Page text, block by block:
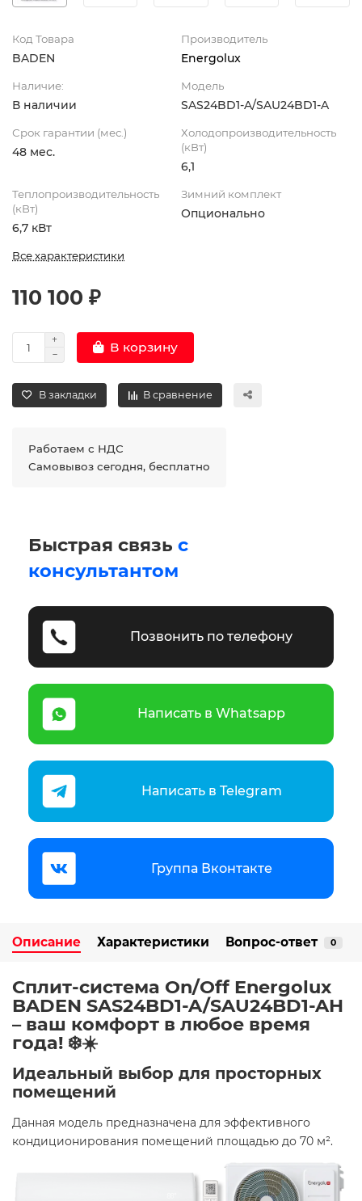
Код Товара
BADEN
Производитель
Energolux
Наличие:
В наличии
Модель
SAS24BD1-A/SAU24BD1-A
Срок гарантии (мес.)
48 мес.
Холодопроизводительность
(кВт)
6,1
Теплопроизводительность
(кВт)
6,7 кВт
Зимний комплект
Опционально
Все характеристики
110 100 ₽
В корзину
В закладки В сравнение
Работаем с НДС
Самовывоз сегодня, бесплатно
Быстрая связь с
консультантом
Позвонить по телефону
Написать в Whatsapp
Написать в Telegram
Группа Вконтакте
Описание Характеристики Вопрос-ответ 0
Сплит-система On/Off Energolux
BADEN SAS24BD1-A/SAU24BD1-AH
– ваш комфорт в любое время
года! ❄️☀️
Идеальный выбор для просторных
помещений
Данная модель предназначена для эффективного
кондиционирования помещений площадью до 70 м². ​